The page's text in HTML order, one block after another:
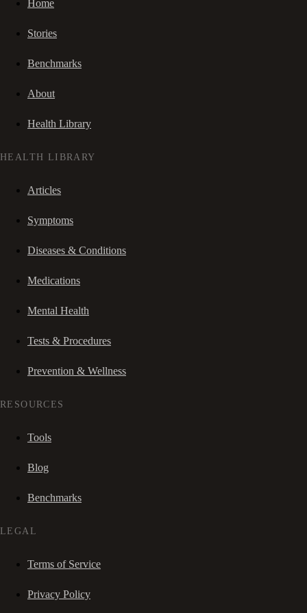
Home
Stories
Benchmarks
About
Health Library
HEALTH LIBRARY
Articles
Symptoms
Diseases & Conditions
Medications
Mental Health
Tests & Procedures
Prevention & Wellness
RESOURCES
Tools
Blog
Benchmarks
LEGAL
Terms of Service
Privacy Policy